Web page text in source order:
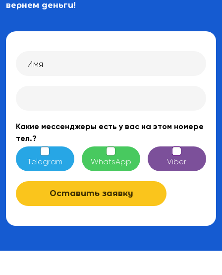
вернем деньги!
Какие мессенджеры есть у вас на этом номере
тел.?
Telegram WhatsApp Viber
Оставить заявку